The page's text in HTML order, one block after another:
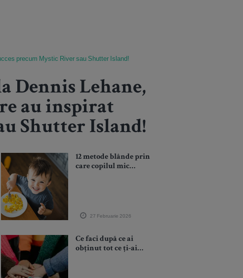
precum Mystic River sau Shutter Island!
Dennis Lehane,
au inspirat
Shutter Island!
12 metode blânde prin
care copilul mic
fără negocieri
27 Februarie 2026
Ce faci după ce ai
obținut tot ce ți-ai